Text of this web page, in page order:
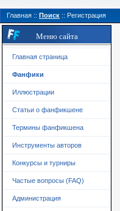
Главная :: Поиск :: Регистрация
Меню сайта
Главная страница
Фанфики
Иллюстрации
Статьи о фанфикшене
Термины фанфикшена
Инструменты авторов
Конкурсы и турниры
Частые вопросы (FAQ)
Администрация